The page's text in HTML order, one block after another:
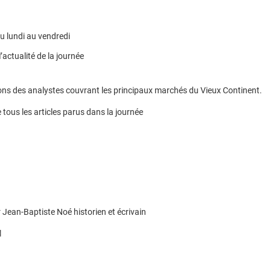
lundi au vendredi
de la journée
des analystes couvrant les principaux marchés du Vieux Continent.
tous les articles parus dans la journée
Baptiste Noé historien et écrivain